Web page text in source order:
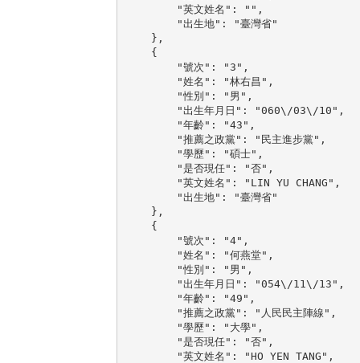
        "英文姓名": "",
        "出生地": "臺灣省"
    },
    {
        "號次": "3",
        "姓名": "林右昌",
        "性別": "男",
        "出生年月日": "060\/03\/10",
        "年齡": "43",
        "推薦之政黨": "民主進步黨",
        "學歷": "碩士",
        "是否現任": "否",
        "英文姓名": "LIN YU CHANG",
        "出生地": "臺灣省"
    },
    {
        "號次": "4",
        "姓名": "何燕堂",
        "性別": "男",
        "出生年月日": "054\/11\/13",
        "年齡": "49",
        "推薦之政黨": "人民民主陣線",
        "學歷": "大學",
        "是否現任": "否",
        "英文姓名": "HO YEN TANG",